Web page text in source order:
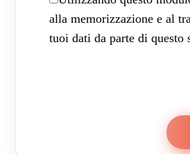
alla memorizzazione e al
tuoi dati da parte di questo